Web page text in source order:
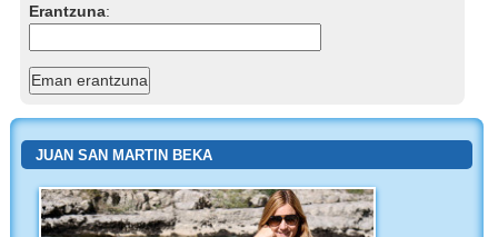
Erantzuna:
JUAN SAN MARTIN BEKA